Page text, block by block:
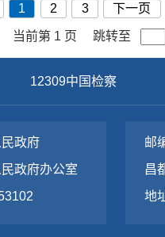
1 2 3 下一页
当前第 1 页 跳转至
12309中国检察
政府
政府办公室
邮
昌
地